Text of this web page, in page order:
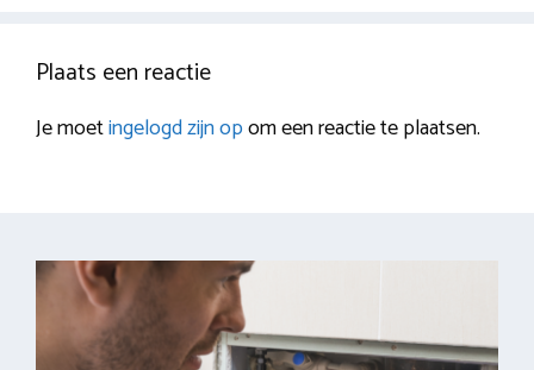
Plaats een reactie
Je moetingelogd zijn opom een reactie te plaatsen.